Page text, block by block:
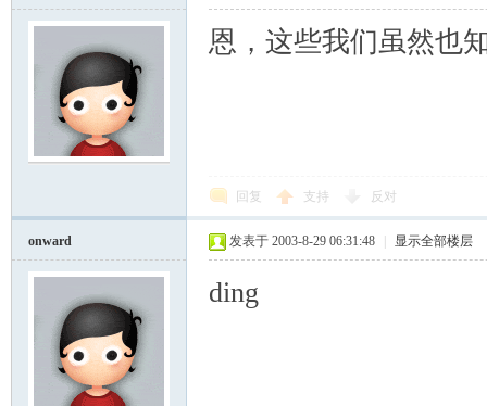
恩，这些我们虽然也
回复 支持 反对
onward 发表于 2003-8-29 06:31:48 显示全部楼层
ding